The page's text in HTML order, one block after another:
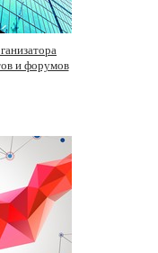
и форумов